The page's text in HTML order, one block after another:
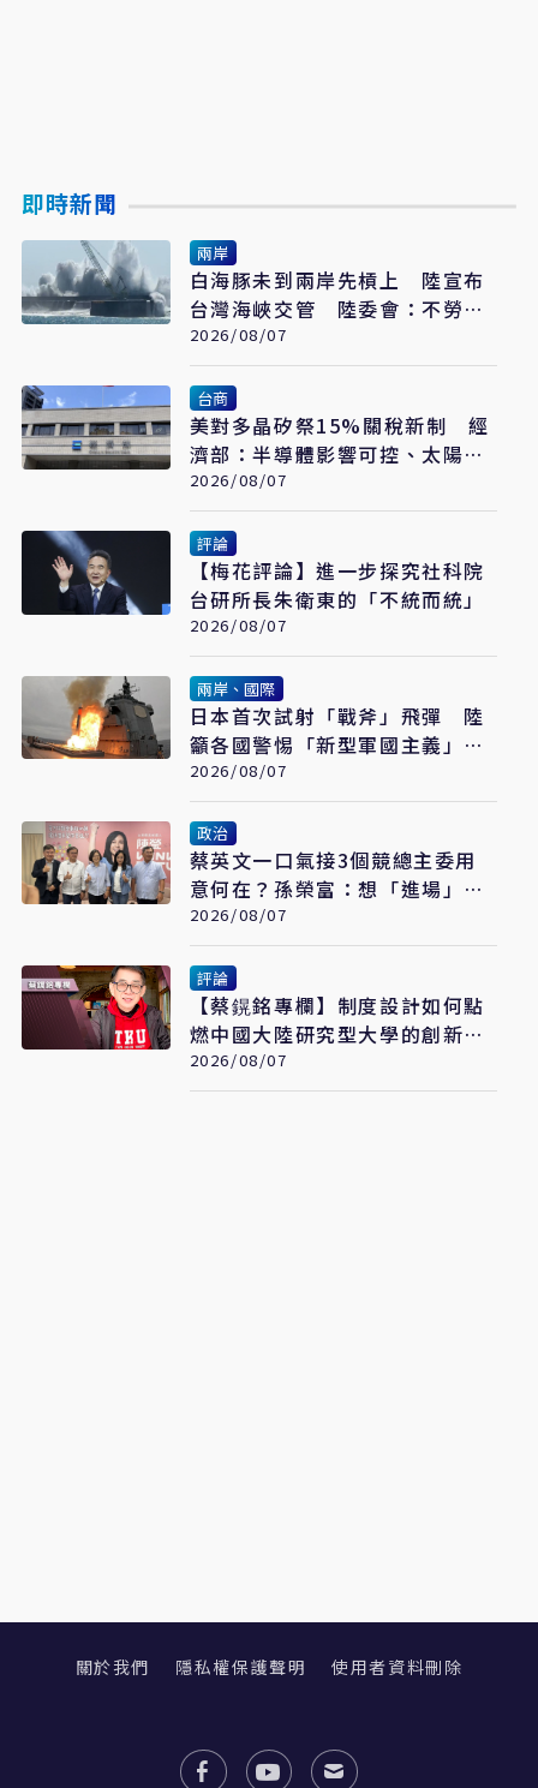
即時新聞
兩岸
白海豚未到兩岸先槓上 陸宣布
台灣海峽交管 陸委會：不勞費
心
2026/08/07
台商
美對多晶矽祭15%關稅新制 經
濟部：半導體影響可控、太陽能
產業衝擊有限
2026/08/07
評論
【梅花評論】進一步探究社科院
台研所長朱衛東的「不統而統」
2026/08/07
兩岸、國際
日本首次試射「戰斧」飛彈 陸
籲各國警惕「新型軍國主義」發
展
2026/08/07
政治
蔡英文一口氣接3個競總主委用
意何在？孫榮富：想「進場」接
黨主席
2026/08/07
評論
【蔡鎤銘專欄】制度設計如何點
燃中國大陸研究型大學的創新引
擎
2026/08/07
關於我們 隱私權保護聲明 使用者資料刪除